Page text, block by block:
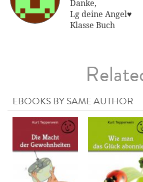
Danke,
Lg deine Angel♥
Klasse Buch
EBOOKS BY SAME AUTHOR